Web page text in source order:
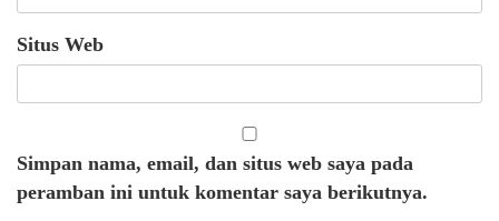
Situs Web
Simpan nama, email, dan situs web saya pada
peramban ini untuk komentar saya berikutnya.